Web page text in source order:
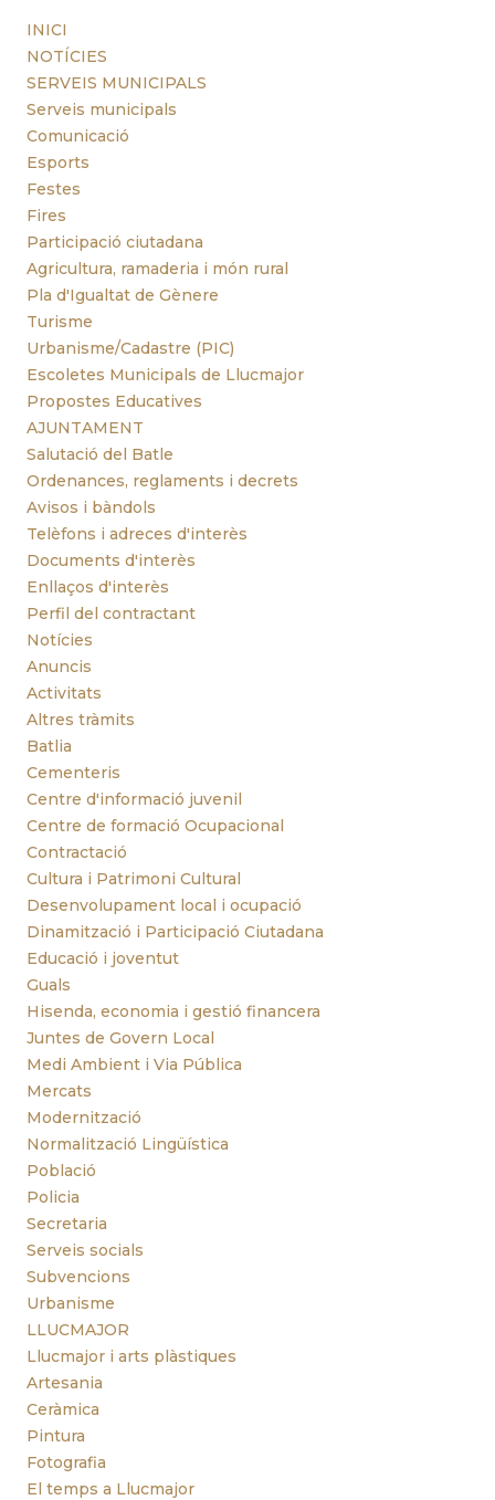
INICI
NOTÍCIES
SERVEIS MUNICIPALS
Serveis municipals
Comunicació
Esports
Festes
Fires
Participació ciutadana
Agricultura, ramaderia i món rural
Pla d'Igualtat de Gènere
Turisme
Urbanisme/Cadastre (PIC)
Escoletes Municipals de Llucmajor
Propostes Educatives
AJUNTAMENT
Salutació del Batle
Ordenances, reglaments i decrets
Avisos i bàndols
Telèfons i adreces d'interès
Documents d'interès
Enllaços d'interès
Perfil del contractant
Notícies
Anuncis
Activitats
Altres tràmits
Batlia
Cementeris
Centre d'informació juvenil
Centre de formació Ocupacional
Contractació
Cultura i Patrimoni Cultural
Desenvolupament local i ocupació
Dinamització i Participació Ciutadana
Educació i joventut
Guals
Hisenda, economia i gestió financera
Juntes de Govern Local
Medi Ambient i Via Pública
Mercats
Modernització
Normalització Lingüística
Població
Policia
Secretaria
Serveis socials
Subvencions
Urbanisme
LLUCMAJOR
Llucmajor i arts plàstiques
Artesania
Ceràmica
Pintura
Fotografia
El temps a Llucmajor